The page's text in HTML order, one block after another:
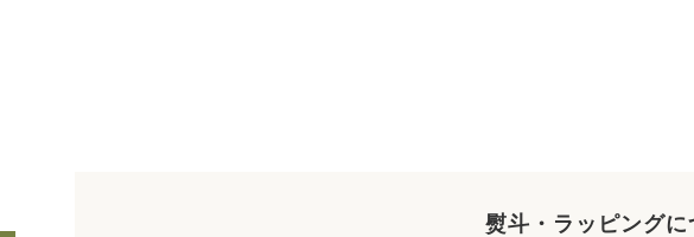
熨斗・ラッピングに